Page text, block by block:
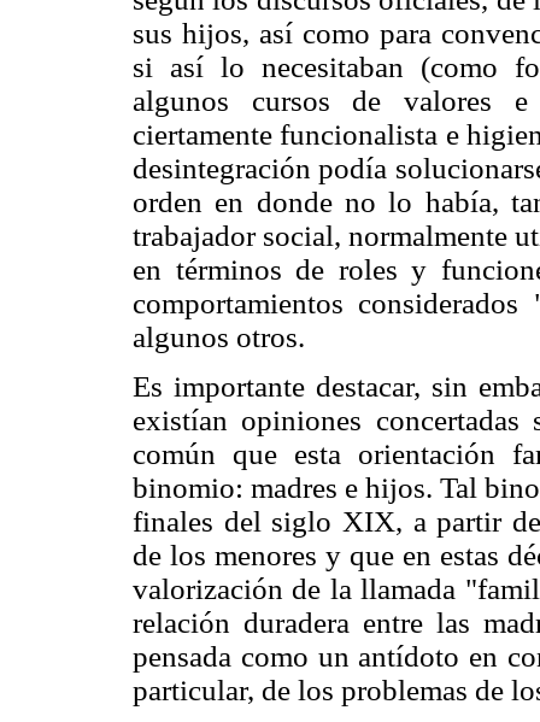
sus hijos, así como para
si así lo necesitaban (como
algunos cursos de valores
ciertamente funcionalista e
desintegración podía
orden en donde no lo había,
trabajador social, normalmente
en términos de roles y
comportamientos
algunos otros.
Es importante destacar, sin
existían opiniones
común que esta orientación
binomio: madres e hijos. Tal
finales del siglo XIX, a partir
de los menores y que en estas
valorización de la llamada
relación duradera entre las
pensada como un antídoto en
particular, de los problemas de